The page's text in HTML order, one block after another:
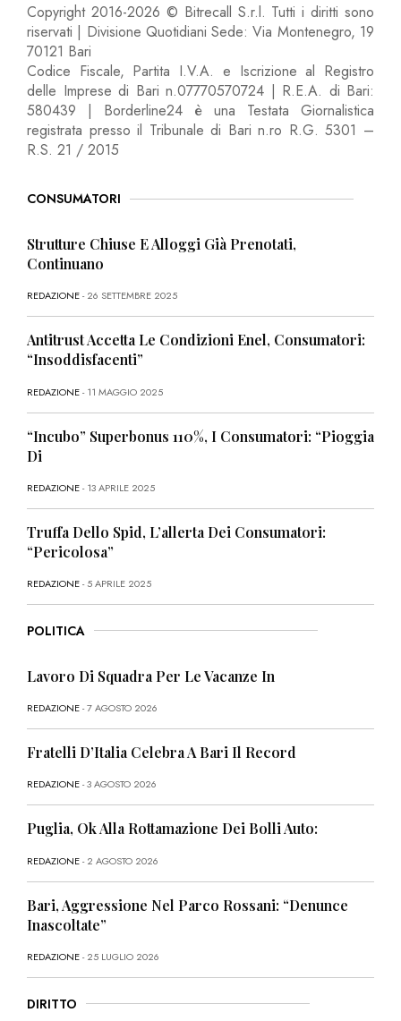
Copyright 2016-2026 © Bitrecall S.r.l. Tutti i diritti sono
riservati | Divisione Quotidiani Sede: Via Montenegro, 19
70121 Bari
Codice Fiscale, Partita I.V.A. e Iscrizione al Registro
delle Imprese di Bari n.07770570724 | R.E.A. di Bari:
580439 | Borderline24 è una Testata Giornalistica
registrata presso il Tribunale di Bari n.ro R.G. 5301 –
R.S. 21 / 2015
CONSUMATORI
Strutture Chiuse E Alloggi Già Prenotati,
Continuano
REDAZIONE- 26 SETTEMBRE 2025
Antitrust Accetta Le Condizioni Enel, Consumatori:
“Insoddisfacenti”
REDAZIONE- 11 MAGGIO 2025
“Incubo” Superbonus 110%, I Consumatori: “Pioggia
Di
REDAZIONE- 13 APRILE 2025
Truffa Dello Spid, L’allerta Dei Consumatori:
“Pericolosa”
REDAZIONE- 5 APRILE 2025
POLITICA
Lavoro Di Squadra Per Le Vacanze In
REDAZIONE- 7 AGOSTO 2026
Fratelli D’Italia Celebra A Bari Il Record
REDAZIONE- 3 AGOSTO 2026
Puglia, Ok Alla Rottamazione Dei Bolli Auto:
REDAZIONE- 2 AGOSTO 2026
Bari, Aggressione Nel Parco Rossani: “Denunce
Inascoltate”
REDAZIONE- 25 LUGLIO 2026
DIRITTO